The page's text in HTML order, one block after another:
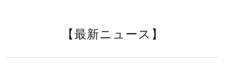
【最新ニュース】